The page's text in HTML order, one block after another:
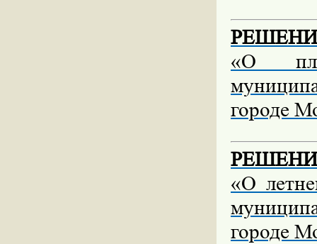
«О
городе
«О
городе